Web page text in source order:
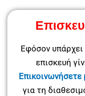
Εφόσον υπάρχει
επισκευή
Επικοινωνήσετε
για τη